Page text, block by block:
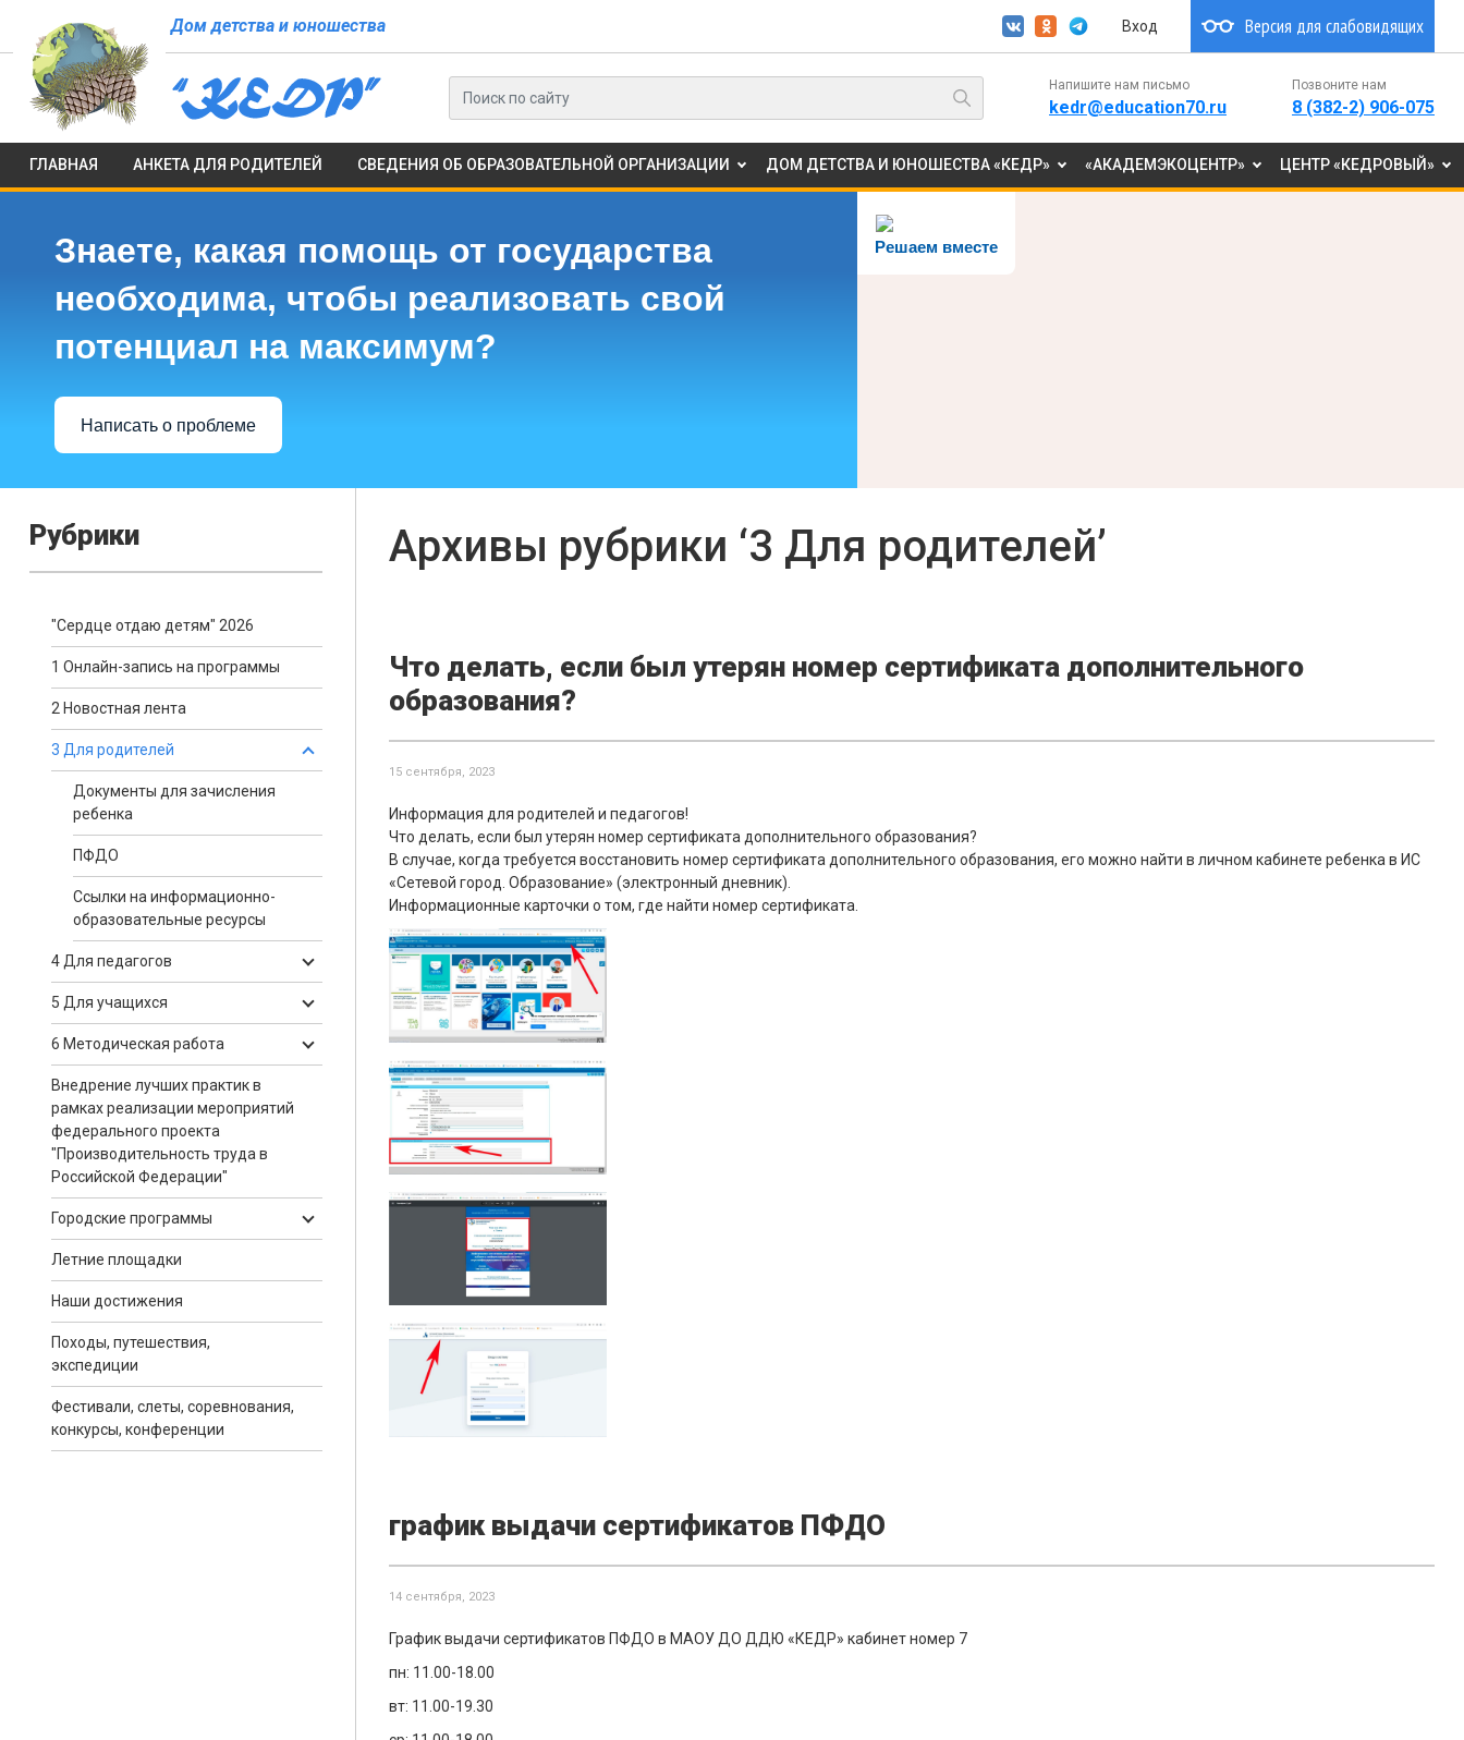
Дом детства и юношества Вход Версия для слабовидящих
Напишите нам письмо
kedr@education70.ru
Позвоните нам
8 (382-2) 906-075
ГЛАВНАЯ АНКЕТА ДЛЯ РОДИТЕЛЕЙ СВЕДЕНИЯ ОБ ОБРАЗОВАТЕЛЬНОЙ ОРГАНИЗАЦИИ ДОМ ДЕТСТВА И ЮНОШЕСТВА «КЕДР» «АКАДЕМЭКОЦЕНТР» ЦЕНТР «КЕДРОВЫЙ»
Решаем вместе
Знаете, какая помощь от государства
необходима, чтобы реализовать свой
потенциал на максимум?
Написать о проблеме
Рубрики
"Сердце отдаю детям" 2026
1 Онлайн-запись на программы
2 Новостная лента
3 Для родителей
Документы для зачисления
ребенка
ПФДО
Ссылки на информационно-
образовательные ресурсы
4 Для педагогов
5 Для учащихся
6 Методическая работа
Внедрение лучших практик в
рамках реализации мероприятий
федерального проекта
"Производительность труда в
Российской Федерации"
Городские программы
Летние площадки
Наши достижения
Походы, путешествия,
экспедиции
Фестивали, слеты, соревнования,
конкурсы, конференции
Архивы рубрики ‘3 Для родителей’
Что делать, если был утерян номер сертификата дополнительного
образования?
15 сентября, 2023
Информация для родителей и педагогов!
Что делать, если был утерян номер сертификата дополнительного образования?
В случае, когда требуется восстановить номер сертификата дополнительного образования, его можно найти в личном кабинете ребенка в ИС
«Сетевой город. Образование» (электронный дневник).
Информационные карточки о том, где найти номер сертификата.
график выдачи сертификатов ПФДО
14 сентября, 2023
График выдачи сертификатов ПФДО в МАОУ ДО ДДЮ «КЕДР» кабинет номер 7
пн: 11.00-18.00
вт: 11.00-19.30